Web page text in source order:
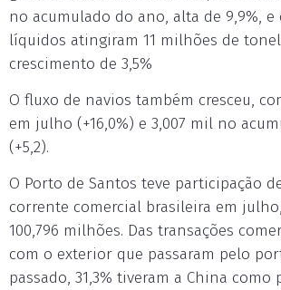
no acumulado do ano, alta de 9,9%, e
líquidos atingiram 11 milhões de
crescimento de 3,5%
O fluxo de navios também cresceu,
em julho (+16,0%) e 3,007 mil no
(+5,2).
O Porto de Santos teve participação
corrente comercial brasileira em
100,796 milhões. Das transações
com o exterior que passaram pelo
passado, 31,3% tiveram a China como